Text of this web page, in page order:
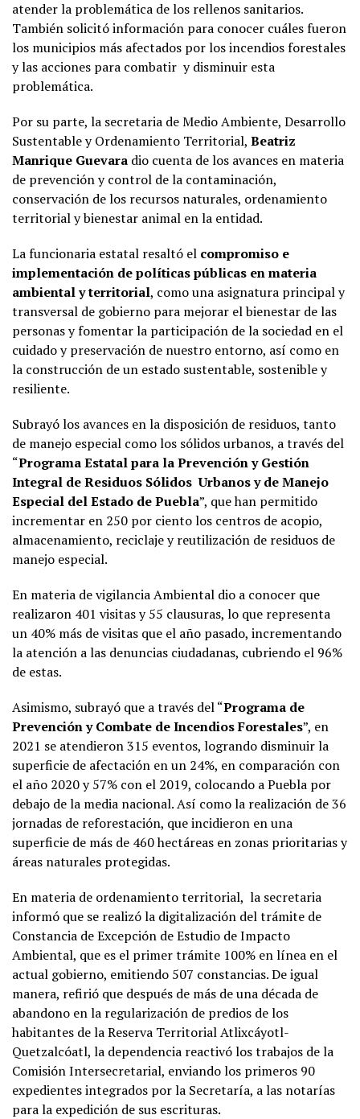
atender la problemática de los rellenos sanitarios.
También solicitó información para conocer cuáles fueron
los municipios más afectados por los incendios forestales
y las acciones para combatir y disminuir esta
problemática.
Por su parte, la secretaria de Medio Ambiente, Desarrollo
Sustentable y Ordenamiento Territorial, Beatriz
Manrique Guevara dio cuenta de los avances en materia
de prevención y control de la contaminación,
conservación de los recursos naturales, ordenamiento
territorial y bienestar animal en la entidad.
La funcionaria estatal resaltó el compromiso e
implementación de políticas públicas en materia
ambiental y territorial, como una asignatura principal y
transversal de gobierno para mejorar el bienestar de las
personas y fomentar la participación de la sociedad en el
cuidado y preservación de nuestro entorno, así como en
la construcción de un estado sustentable, sostenible y
resiliente.
Subrayó los avances en la disposición de residuos, tanto
de manejo especial como los sólidos urbanos, a través del
“Programa Estatal para la Prevención y Gestión
Integral de Residuos Sólidos Urbanos y de Manejo
Especial del Estado de Puebla”, que han permitido
incrementar en 250 por ciento los centros de acopio,
almacenamiento, reciclaje y reutilización de residuos de
manejo especial.
En materia de vigilancia Ambiental dio a conocer que
realizaron 401 visitas y 55 clausuras, lo que representa
un 40% más de visitas que el año pasado, incrementando
la atención a las denuncias ciudadanas, cubriendo el 96%
de estas.
Asimismo, subrayó que a través del “Programa de
Prevención y Combate de Incendios Forestales”, en
2021 se atendieron 315 eventos, logrando disminuir la
superficie de afectación en un 24%, en comparación con
el año 2020 y 57% con el 2019, colocando a Puebla por
debajo de la media nacional. Así como la realización de 36
jornadas de reforestación, que incidieron en una
superficie de más de 460 hectáreas en zonas prioritarias y
áreas naturales protegidas.
En materia de ordenamiento territorial, la secretaria
informó que se realizó la digitalización del trámite de
Constancia de Excepción de Estudio de Impacto
Ambiental, que es el primer trámite 100% en línea en el
actual gobierno, emitiendo 507 constancias. De igual
manera, refirió que después de más de una década de
abandono en la regularización de predios de los
habitantes de la Reserva Territorial Atlixcáyotl-
Quetzalcóatl, la dependencia reactivó los trabajos de la
Comisión Intersecretarial, enviando los primeros 90
expedientes integrados por la Secretaría, a las notarías
para la expedición de sus escrituras.